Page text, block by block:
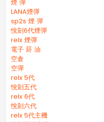
煙 彈
LANA煙彈
sp2s 煙 彈​
悅刻6代煙彈
relx 煙彈
電子 菸 油
空倉
空彈
relx 5代
悅刻五代
relx 6代
悅刻六代
relx 5代主機